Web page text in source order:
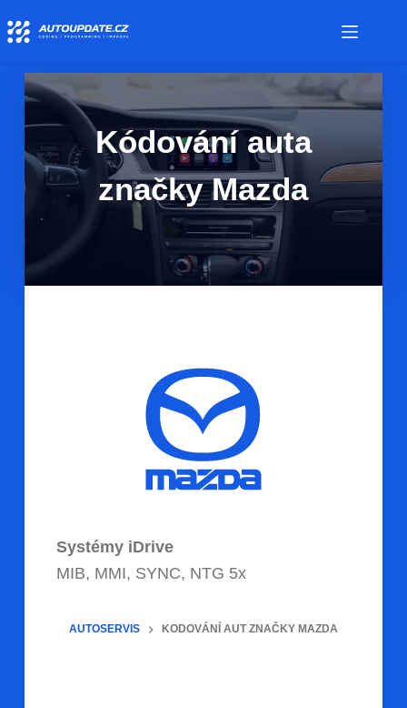
Kódování auta
značky Mazda
Systémy iDrive
MIB, MMI, SYNC, NTG 5x
AUTOSERVIS KODOVÁNÍ AUT ZNAČKY MAZDA